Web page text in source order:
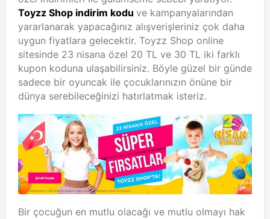
Toyzz Shop indirim kodu ve kampanyalarından
yararlanarak yapacağınız alışverişleriniz çok daha
uygun fiyatlara gelecektir. Toyzz Shop online
sitesinde 23 nisana özel 20 TL ve 30 TL iki farklı
kupon koduna ulaşabilirsiniz. Böyle güzel bir günde
sadece bir oyuncak ile çocuklarınızın önüne bir
dünya serebileceğinizi hatırlatmak isteriz.
Bir çocuğun en mutlu olacağı ve mutlu olmayı hak